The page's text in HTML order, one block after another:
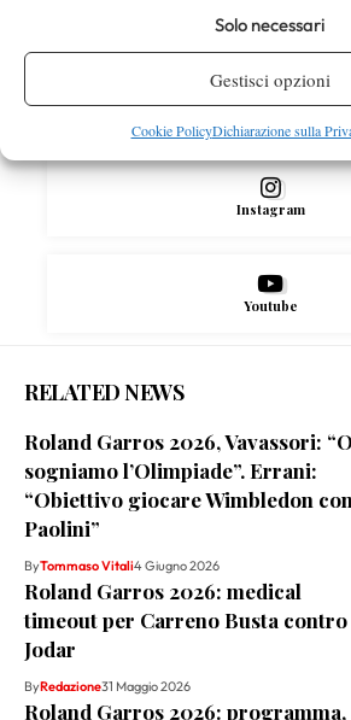
Solo necessari
Gestisci opzioni
Cookie PolicyDichiarazione sulla
Instagram
Youtube
RELATED NEWS
Roland Garros 2026, Vavassori:
sogniamo l’Olimpiade”. Errani:
“Obiettivo giocare Wimbledon con
Paolini”
ByTommaso Vitali4 Giugno 2026
Roland Garros 2026: medical
timeout per Carreno Busta contro
Jodar
ByRedazione31 Maggio 2026
Roland Garros 2026: programma,